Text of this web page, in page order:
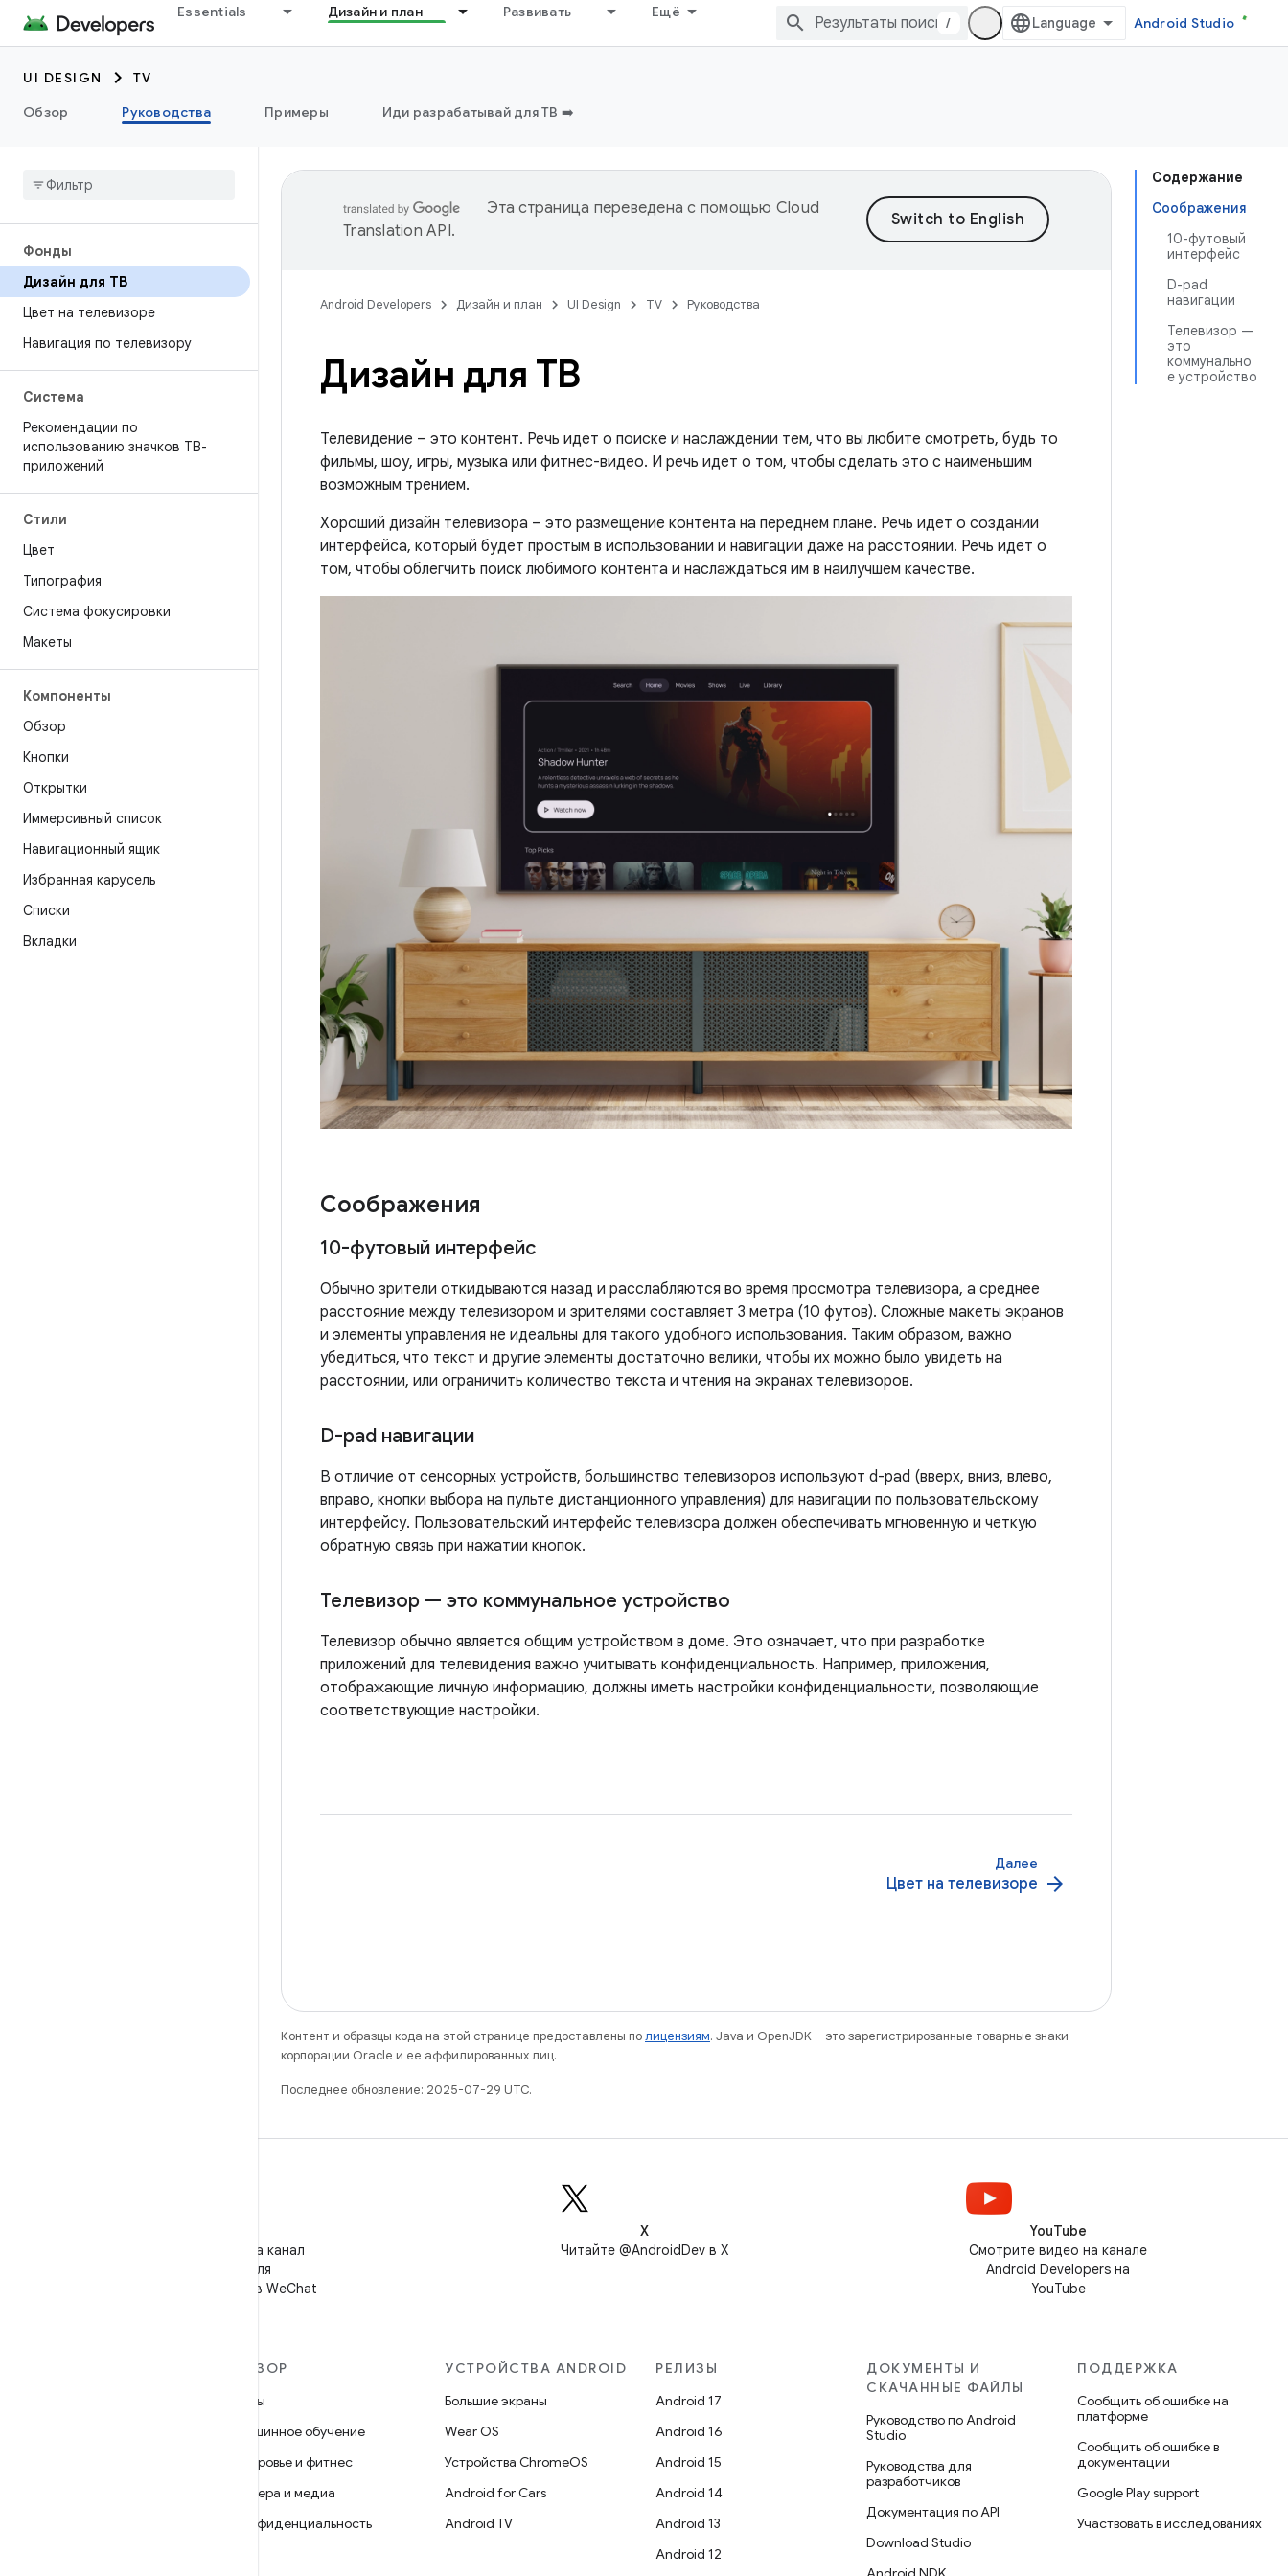
Essentials Дизайн и план Развивать Ещё
/ Android Studio
UI DESIGN
TV
Обзор
Руководства Примеры Иди разрабатывай для ТВ ➡️
Фонды
Дизайн для ТВ
Цвет на телевизоре
Навигация по телевизору
Система
Рекомендации по
использованию значков ТВ-
приложений
Стили
Цвет
Типография
Система фокусировки
Макеты
Компоненты
Обзор
Кнопки
Открытки
Иммерсивный список
Навигационный ящик
Избранная карусель
Списки
Вкладки
Содержание
Соображения
10-футовый
интерфейс
D-pad
навигации
Телевизор —
это
коммунально
е устройство
Эта страница переведена с помощью Cloud
Translation API.
Android Developers Дизайн и план UI Design TV Руководства
Дизайн для ТВ
Телевидение – это контент. Речь идет о поиске и наслаждении тем, что вы любите смотреть, будь то
фильмы, шоу, игры, музыка или фитнес-видео. И речь идет о том, чтобы сделать это с наименьшим
возможным трением.
Хороший дизайн телевизора – это размещение контента на переднем плане. Речь идет о создании
интерфейса, который будет простым в использовании и навигации даже на расстоянии. Речь идет о
том, чтобы облегчить поиск любимого контента и наслаждаться им в наилучшем качестве.
Соображения
10-футовый интерфейс
Обычно зрители откидываются назад и расслабляются во время просмотра телевизора, а среднее
расстояние между телевизором и зрителями составляет 3 метра (10 футов). Сложные макеты экранов
и элементы управления не идеальны для такого удобного использования. Таким образом, важно
убедиться, что текст и другие элементы достаточно велики, чтобы их можно было увидеть на
расстоянии, или ограничить количество текста и чтения на экранах телевизоров.
D-pad навигации
В отличие от сенсорных устройств, большинство телевизоров используют d-pad (вверх, вниз, влево,
вправо, кнопки выбора на пульте дистанционного управления) для навигации по пользовательскому
интерфейсу. Пользовательский интерфейс телевизора должен обеспечивать мгновенную и четкую
обратную связь при нажатии кнопок.
Телевизор — это коммунальное устройство
Телевизор обычно является общим устройством в доме. Это означает, что при разработке
приложений для телевидения важно учитывать конфиденциальность. Например, приложения,
отображающие личную информацию, должны иметь настройки конфиденциальности, позволяющие
соответствующие настройки.
Далее
Цвет на телевизоре arrow_forward
Контент и образцы кода на этой странице предоставлены полицензиям. Java и OpenJDK – это зарегистрированные товарные знаки
корпорации Oracle и ее аффилированных лиц.
Последнее обновление: 2025-07-29 UTC.
Подпишитесь на канал
"Android для
разработчиков" в WeChat
X
Читайте @AndroidDev в X
YouTube
Смотрите видео на канале
Android Developers на
YouTube
ОБЗОР
Игры
Машинное обучение
Здоровье и фитнес
Камера и медиа
Конфиденциальность
УСТРОЙСТВА ANDROID
Большие экраны
Wear OS
Устройства ChromeOS
Android for Cars
Android TV
РЕЛИЗЫ
Android 17
Android 16
Android 15
Android 14
Android 13
Android 12
ДОКУМЕНТЫ И
СКАЧАННЫЕ ФАЙЛЫ
Руководство по Android
Studio
Руководства для
разработчиков
Документация по API
Download Studio
ПОДДЕРЖКА
Сообщить об ошибке на
платформе
Сообщить об ошибке в
документации
Google Play support
Участвовать в исследованиях